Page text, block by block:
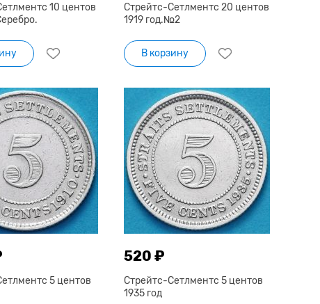
10 центов
Стрейтс-Сетлментс 20 центов
1919 год.№2
В корзину
5 центов
520 ₽
Стрейтс-Сетлментс 5 центов
1935 год